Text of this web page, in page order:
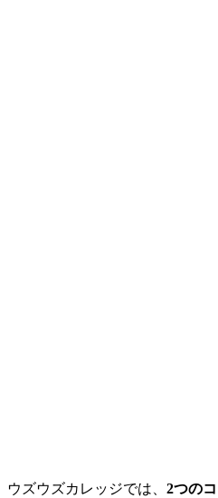
ウズウズカレッジでは、 2つの